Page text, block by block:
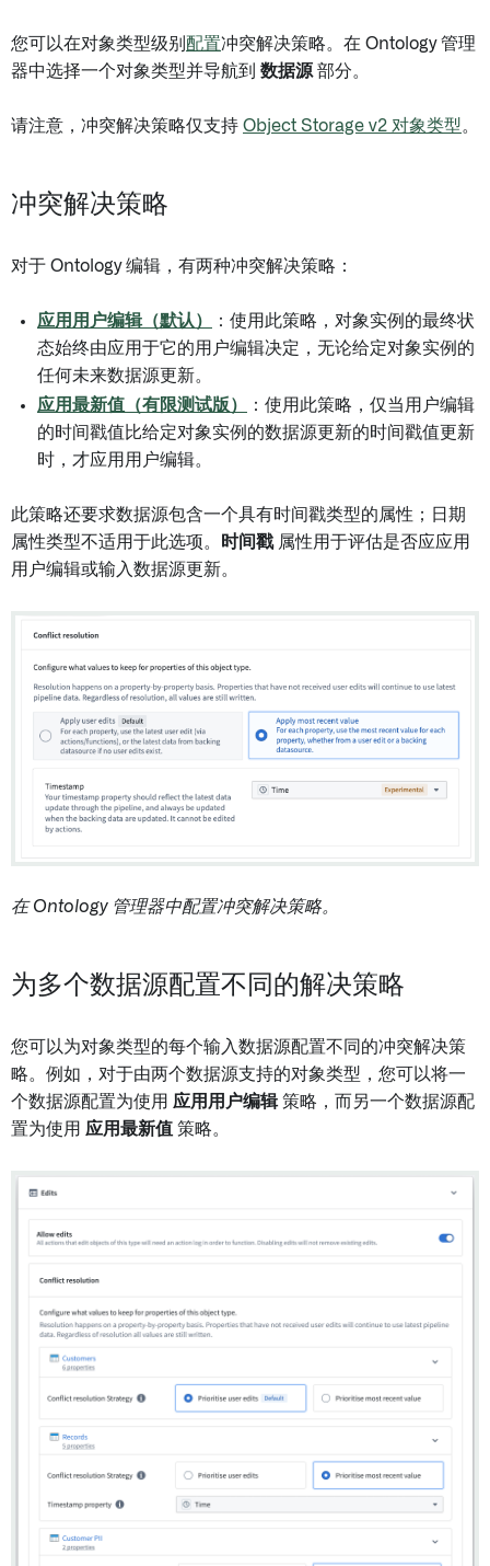
您可以在对象类型级别 配置冲突解决策略。在 Ontology 管理
器中选择一个对象类型并导航到 数据源部分。
请注意，冲突解决策略仅支持 Object Storage v2 对象类型。
冲突解决策略
对于 Ontology 编辑，有两种冲突解决策略：
应用用户编辑（默认）
：使用此策略，对象实例的最终状
态始终由应用于它的用户编辑决定，无论给定对象实例的
任何未来数据源更新。
应用最新值（有限测试版）
：使用此策略，仅当用户编辑
的时间戳值比给定对象实例的数据源更新的时间戳值更新
时，才应用用户编辑。
此策略还要求数据源包含一个具有时间戳类型的属性；日期
属性类型不适用于此选项。 时间戳属性用于评估是否应应用
用户编辑或输入数据源更新。
在 Ontology 管理器中配置冲突解决策略。
为多个数据源配置不同的解决策略
您可以为对象类型的每个输入数据源配置不同的冲突解决策
略。例如，对于由两个数据源支持的对象类型，您可以将一
个数据源配置为使用 应用用户编辑策略，而另一个数据源配
置为使用 应用最新值 策略。